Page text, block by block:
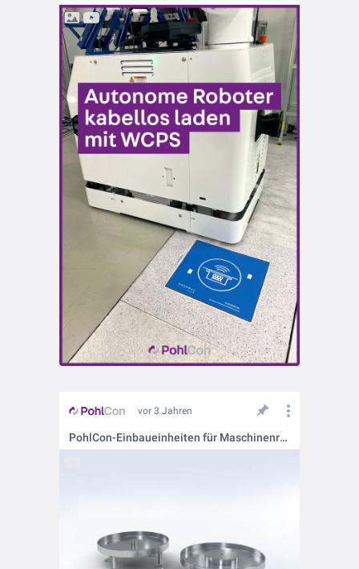
vor 3 Jahren
PohlCon-Einbaueinheiten für Maschinenreinigung